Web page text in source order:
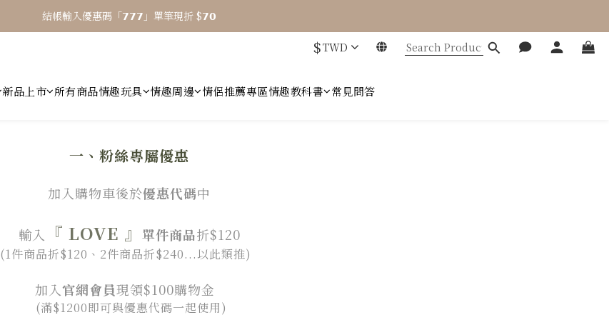
⎯ 𝟴 月活動 WINYI 七夕愉悅月⎯
結帳輸入優惠碼「𝟳𝟳𝟳」單筆現折 $𝟳𝟬
$TWD
新品上市 所有商品情趣玩具 情趣周邊 情侶推薦專區情趣教科書 常見問答
一、粉絲專屬優惠
加入購物車後於優惠代碼中
輸入 『 LOVE 』 單件商品折$120
(1件商品折$120、2件商品折$240...以此類推)
加入官網會員現領$100購物金
(滿$1200即可與優惠代碼一起使用)